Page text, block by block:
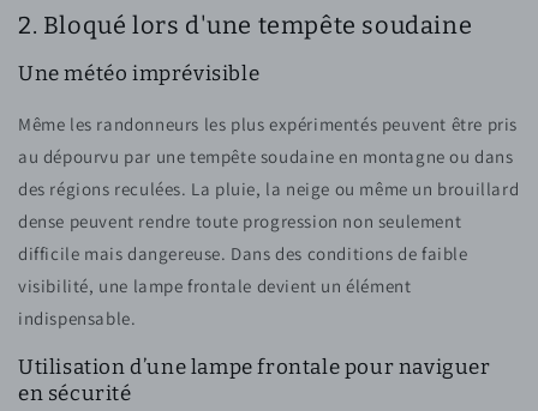
2. Bloqué lors d'une tempête soudaine
Une météo imprévisible
Même les randonneurs les plus expérimentés peuvent être pris
au dépourvu par une tempête soudaine en montagne ou dans
des régions reculées. La pluie, la neige ou même un brouillard
dense peuvent rendre toute progression non seulement
difficile mais dangereuse. Dans des conditions de faible
visibilité, une lampe frontale devient un élément
indispensable.
Utilisation d’une lampe frontale pour naviguer
en sécurité